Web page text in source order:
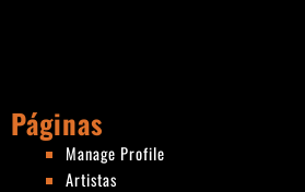
Páginas
Manage Profile
Artistas